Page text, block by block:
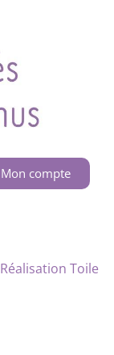
Mon compte
Réalisation Toile